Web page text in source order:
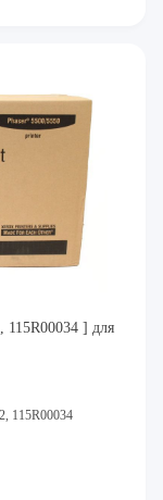
115R00034 ] для
115R00034